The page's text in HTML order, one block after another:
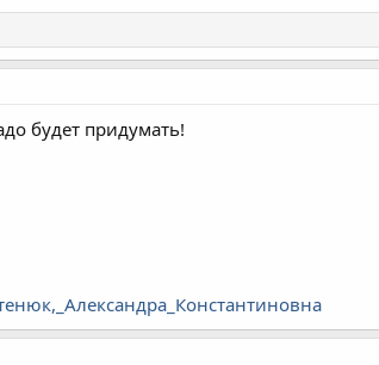
будет придумать!